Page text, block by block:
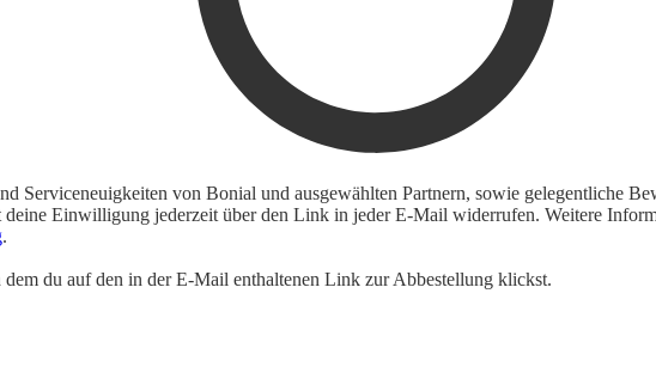
Serviceneuigkeiten von Bonial und ausgewählten Partnern, sowie gelegentliche
Einwilligung jederzeit über den Link in jeder E-Mail widerrufen. Weitere
.
du auf den in der E-Mail enthaltenen Link zur Abbestellung klickst.